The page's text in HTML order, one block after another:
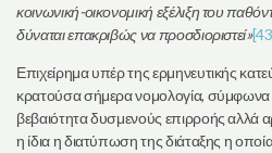
κοινωνική-οικονομική εξέλιξη του
δύναται επακριβώς να προσδιοριστεί»
Επιχείρημα υπέρ της ερμηνευτικής
κρατούσα σήμερα νομολογία, σύμφωνα
βεβαιότητα δυσμενούς επιρροής αλλά
η ίδια η διατύπωση της διάταξης η